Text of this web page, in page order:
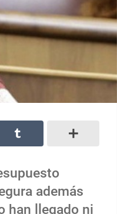
además
han llegado ni